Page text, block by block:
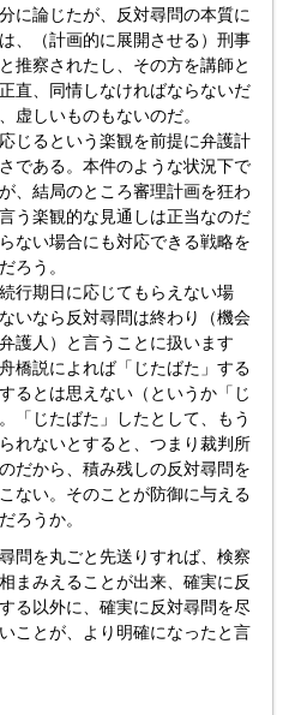
に論じたが、反対尋問の本質に
、（計画的に展開させる）刑事
推察されたし、その方を講師と
直、同情しなければならないだ
虚しいものもないのだ。
じるという楽観を前提に弁護計
である。本件のような状況下で
、結局のところ審理計画を狂わ
う楽観的な見通しは正当なのだ
ない場合にも対応できる戦略を
ろう。
行期日に応じてもらえない場
いなら反対尋問は終わり（機会
護人）と言うことに扱います
橋説によれば「じたばた」する
るとは思えない（というか「じ
「じたばた」したとして、もう
れないとすると、つまり裁判所
だから、積み残しの反対尋問を
ない。そのことが防御に与える
ろうか。
問を丸ごと先送りすれば、検察
まみえることが出来、確実に反
る以外に、確実に反対尋問を尽
ことが、より明確になったと言